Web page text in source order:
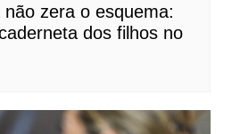
zera o esquema:
dos filhos no